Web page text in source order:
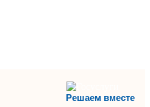
Решаем вместе